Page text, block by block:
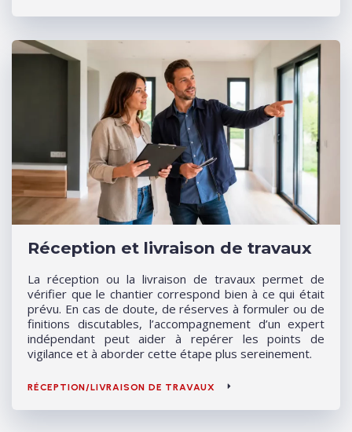
Réception et livraison de travaux
La réception ou la livraison de travaux permet de
vérifier que le chantier correspond bien à ce qui était
prévu. En cas de doute, de réserves à formuler ou de
finitions discutables, l’accompagnement d’un expert
indépendant peut aider à repérer les points de
vigilance et à aborder cette étape plus sereinement.
RÉCEPTION/LIVRAISON DE TRAVAUX